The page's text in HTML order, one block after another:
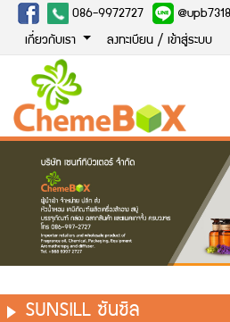
086-9972727
เกี่ยวกับเรา ลงทะเบียน / เข้าสู่ระบบ
SUNSILL ซันซิล